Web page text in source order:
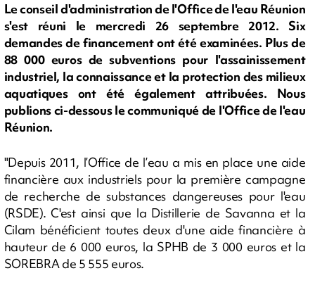
Le conseil d'administration de l'Office de l'eau Réunion
s'est réuni le mercredi 26 septembre 2012. Six
demandes de financement ont été examinées. Plus de
88 000 euros de subventions pour l'assainissement
industriel, la connaissance et la protection des milieux
aquatiques ont été également attribuées. Nous
publions ci-dessous le communiqué de l'Office de l'eau
Réunion.
"Depuis 2011, l’Office de l’eau a mis en place une aide
financière aux industriels pour la première campagne
de recherche de substances dangereuses pour l'eau
(RSDE). C'est ainsi que la Distillerie de Savanna et la
Cilam bénéficient toutes deux d'une aide financière à
hauteur de 6 000 euros, la SPHB de 3 000 euros et la
SOREBRA de 5 555 euros.